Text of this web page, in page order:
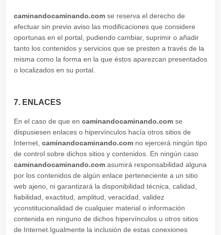
caminandocaminando.com se reserva el derecho de
efectuar sin previo aviso las modificaciones que considere
oportunas en el portal, pudiendo cambiar, suprimir o añadir
tanto los contenidos y servicios que se presten a través de la
misma como la forma en la que éstos aparezcan presentados
o localizados en su portal.
7. ENLACES
En el caso de que en caminandocaminando.com se
dispusiesen enlaces o hipervínculos hacía otros sitios de
Internet, caminandocaminando.com no ejercerá ningún tipo
de control sobre dichos sitios y contenidos. En ningún caso
caminandocaminando.com asumirá responsabilidad alguna
por los contenidos de algún enlace perteneciente a un sitio
web ajeno, ni garantizará la disponibilidad técnica, calidad,
fiabilidad, exactitud, amplitud, veracidad, validez
yconstitucionalidad de cualquier material o información
contenida en ninguno de dichos hipervínculos u otros sitios
de Internet.Igualmente la inclusión de estas conexiones